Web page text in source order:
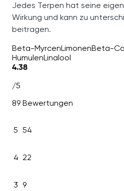
Jedes Terpen hat seine
Wirkung und kann zu
beitragen.
Beta-MyrcenLimonenBeta-
HumulenLinalool
4.38
/5
89 Bewertungen
5 54
4 22
3 9